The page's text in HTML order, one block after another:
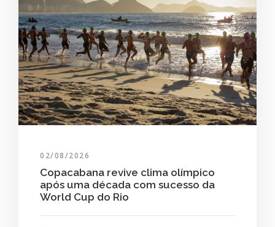
02/08/2026
Copacabana revive clima olímpico
após uma década com sucesso da
World Cup do Rio